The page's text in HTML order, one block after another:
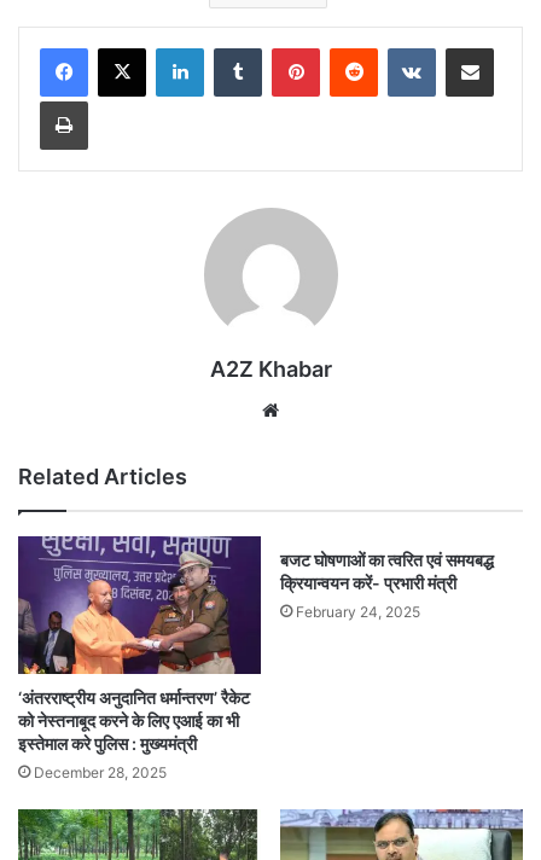
LinkedInTumblr PinterestReddit VKontakteShare via Email
Print
A2Z Khabar
Related Articles
‘अंतरराष्ट्रीय अनुदानित धर्मान्तरण’ रैकेट
को नेस्तनाबूद करने के लिए एआई का भी
इस्तेमाल करे पुलिस : मुख्यमंत्री
December 28, 2025
बजट घोषणाओं का त्वरित एवं समयबद्ध
क्रियान्वयन करें- प्रभारी मंत्री
February 24, 2025